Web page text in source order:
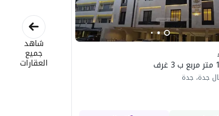
جدة، جدة
شاهد
جميع
العقارات